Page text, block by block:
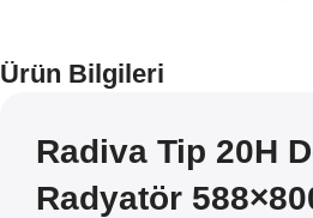
Ürün Bilgileri
Radiva Tip 20H
Radyatör